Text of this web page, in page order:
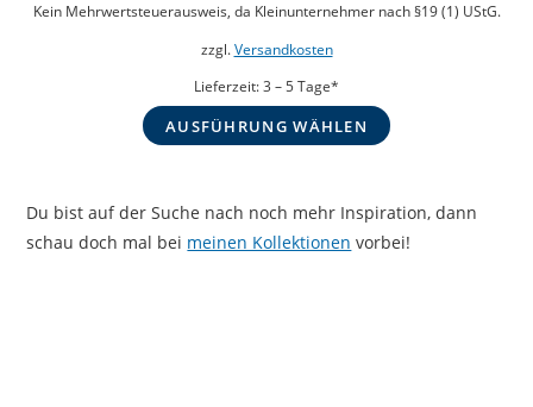
Kein Mehrwertsteuerausweis, da Kleinunternehmer nach §19 (1) UStG.
zzgl. Versandkosten
Lieferzeit: 3 – 5 Tage*
AUSFÜHRUNG WÄHLEN
Du bist auf der Suche nach noch mehr Inspiration, dann
schau doch mal bei meinen Kollektionen vorbei!